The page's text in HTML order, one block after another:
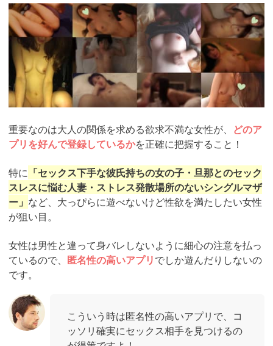
https://pcmax.jp/lp/?
ad_id=rm327007
重要なのは大人の関係を求める欲求不満な女性が、 どのア
プリを好んで登録しているかを正確に把握すること！
特に 「セックス下手な彼氏持ちの女の子・旦那とのセック
スレスに悩む人妻・ストレス発散場所のないシングルマザ
ー」 など、大っぴらに遊べないけど性欲を満たしたい女性
が狙い目。
女性は男性と違って身バレしないように細心の注意を払っ
ているので、 匿名性の高いアプリでしか遊んだりしないの
です。
こういう時は匿名性の高いアプリで、コ
ッソリ確実にセックス相手を見つけるの